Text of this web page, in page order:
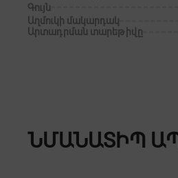
Գույն
Աղմուկի մակարդակ
Արտադրման տարեթիվը
ՆՄԱՆԱՏԻՊ